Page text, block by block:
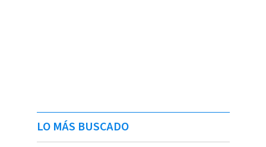
LO MÁS BUSCADO